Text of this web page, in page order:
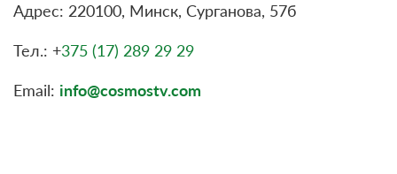
Адрес: 220100, Минск, Сурганова, 57б
Тел.: +375 (17) 289 29 29
Email: info@cosmostv.com